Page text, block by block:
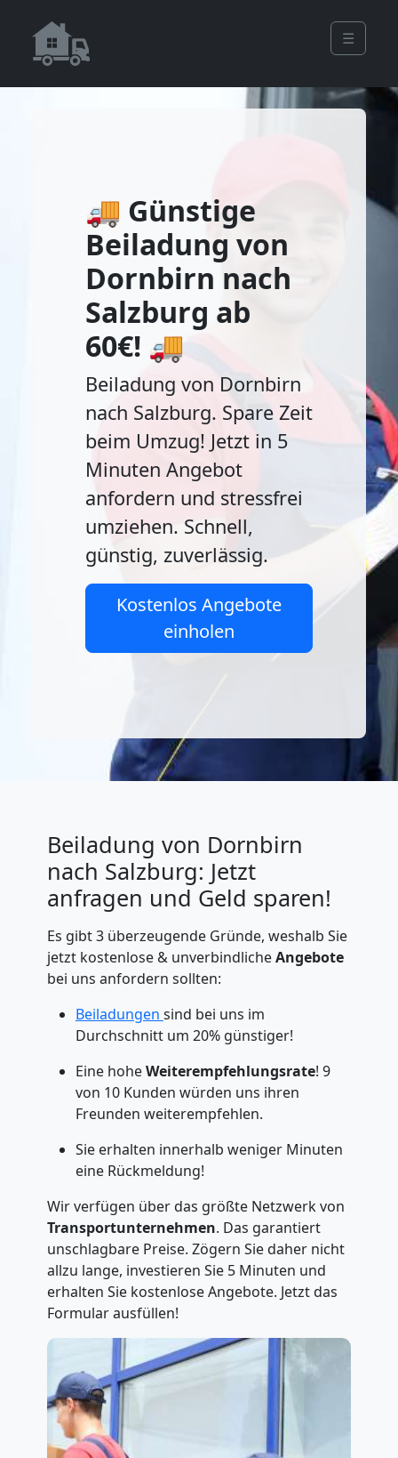
☰
🚚 Günstige
Beiladung von
Dornbirn nach
Salzburg ab
60€! 🚚
Beiladung von Dornbirn
nach Salzburg. Spare Zeit
beim Umzug! Jetzt in 5
Minuten Angebot
anfordern und stressfrei
umziehen. Schnell,
günstig, zuverlässig.
Kostenlos Angebote
einholen
Beiladung von Dornbirn
nach Salzburg: Jetzt
anfragen und Geld sparen!
Es gibt 3 überzeugende Gründe, weshalb Sie
jetzt kostenlose & unverbindlicheAngebote
bei uns anfordern sollten:
Beiladungen sind bei uns im
Durchschnitt um 20% günstiger!
Eine hoheWeiterempfehlungsrate! 9
von 10 Kunden würden uns ihren
Freunden weiterempfehlen.
Sie erhalten innerhalb weniger Minuten
eine Rückmeldung!
Wir verfügen über das größte Netzwerk von
Transportunternehmen. Das garantiert
unschlagbare Preise. Zögern Sie daher nicht
allzu lange, investieren Sie 5 Minuten und
erhalten Sie kostenlose Angebote. Jetzt das
Formular ausfüllen!